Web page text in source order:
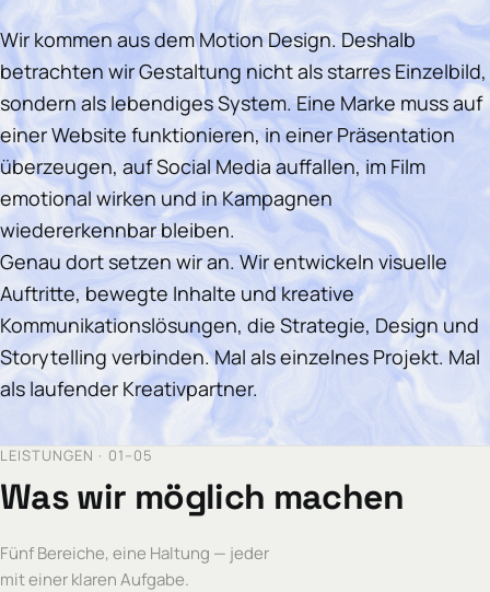
Wir kommen aus dem Motion Design. Deshalb
betrachten wir Gestaltung nicht als starres Einzelbild,
sondern als lebendiges System. Eine Marke muss auf
einer Website funktionieren, in einer Präsentation
überzeugen, auf Social Media auffallen, im Film
emotional wirken und in Kampagnen
wiedererkennbar bleiben.
Genau dort setzen wir an. Wir entwickeln visuelle
Auftritte, bewegte Inhalte und kreative
Kommunikationslösungen, die Strategie, Design und
Storytelling verbinden. Mal als einzelnes Projekt. Mal
als laufender Kreativpartner.
LEISTUNGEN · 01–05
Was wir möglich machen
Fünf Bereiche, eine Haltung — jeder
mit einer klaren Aufgabe.